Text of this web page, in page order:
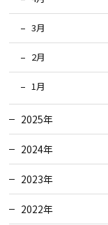
3月
2月
1月
2025年
2024年
2023年
2022年